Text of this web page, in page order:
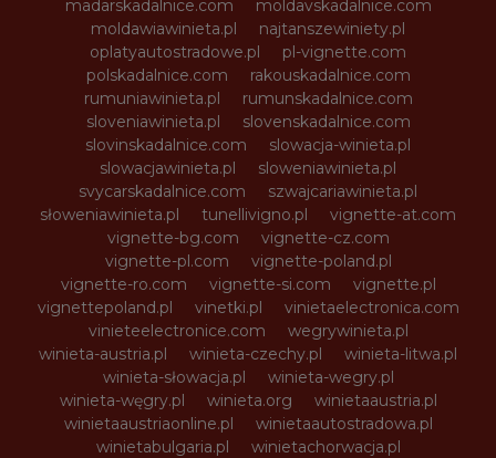
madarskadalnice.com
moldavskadalnice.com
moldawiawinieta.pl
najtanszewiniety.pl
oplatyautostradowe.pl
pl-vignette.com
polskadalnice.com
rakouskadalnice.com
rumuniawinieta.pl
rumunskadalnice.com
sloveniawinieta.pl
slovenskadalnice.com
slovinskadalnice.com
slowacja-winieta.pl
slowacjawinieta.pl
sloweniawinieta.pl
svycarskadalnice.com
szwajcariawinieta.pl
słoweniawinieta.pl
tunellivigno.pl
vignette-at.com
vignette-bg.com
vignette-cz.com
vignette-pl.com
vignette-poland.pl
vignette-ro.com
vignette-si.com
vignette.pl
vignettepoland.pl
vinetki.pl
vinietaelectronica.com
vinieteelectronice.com
wegrywinieta.pl
winieta-austria.pl
winieta-czechy.pl
winieta-litwa.pl
winieta-słowacja.pl
winieta-wegry.pl
winieta-węgry.pl
winieta.org
winietaaustria.pl
winietaaustriaonline.pl
winietaautostradowa.pl
winietabulgaria.pl
winietachorwacja.pl